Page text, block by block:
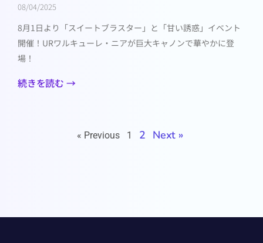
08/04/2025
8月1日より「スイートブラスター」と「甘い誘惑」イベント
開催！URワルキューレ・ニアが巨大キャノンで華やかに登
場！
続きを読む →
« Previous 1 2 Next »